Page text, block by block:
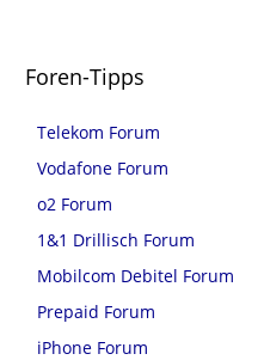
Foren-Tipps
Telekom Forum
Vodafone Forum
o2 Forum
1&1 Drillisch Forum
Mobilcom Debitel Forum
Prepaid Forum
iPhone Forum